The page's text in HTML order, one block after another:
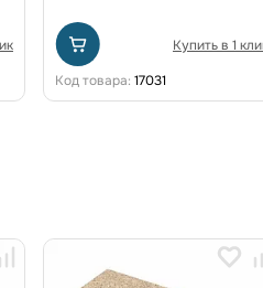
Купить в 1
Код товара: 17031